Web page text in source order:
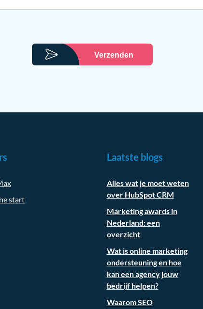
Verzenden
start
Laatste blogs
Alles wat je moet weten
over HubSpot CRM
Marketing awards in
Nederland: een
overzicht
Wat is online marketing
ondersteuning en hoe
kan een agency jouw
bedrijf helpen?
Waarom SEO